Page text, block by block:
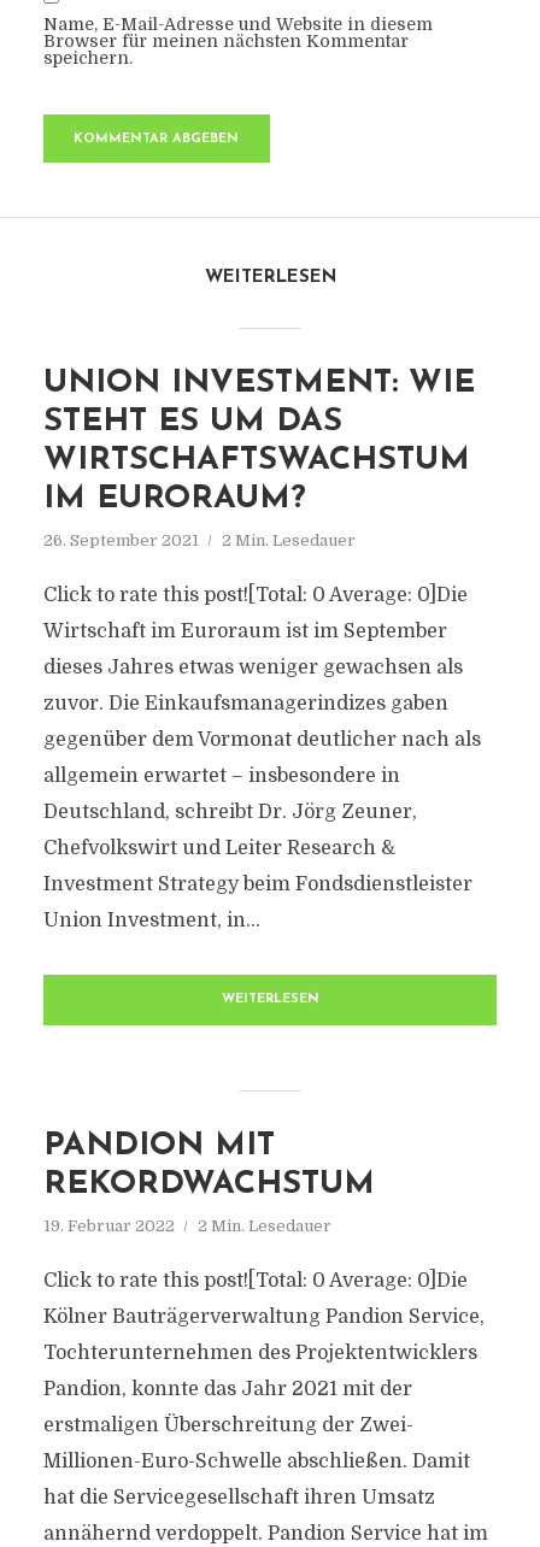
Name, E-Mail-Adresse und Website in diesem
Browser für meinen nächsten Kommentar
speichern.
WEITERLESEN
UNION INVESTMENT: WIE
STEHT ES UM DAS
WIRTSCHAFTSWACHSTUM
IM EURORAUM?
26. September 2021 2 Min. Lesedauer
Click to rate this post![Total: 0 Average: 0]Die
Wirtschaft im Euroraum ist im September
dieses Jahres etwas weniger gewachsen als
zuvor. Die Einkaufsmanagerindizes gaben
gegenüber dem Vormonat deutlicher nach als
allgemein erwartet – insbesondere in
Deutschland, schreibt Dr. Jörg Zeuner,
Chefvolkswirt und Leiter Research &
Investment Strategy beim Fondsdienstleister
Union Investment, in...
WEITERLESEN
PANDION MIT
REKORDWACHSTUM
19. Februar 2022 2 Min. Lesedauer
Click to rate this post![Total: 0 Average: 0]Die
Kölner Bauträgerverwaltung Pandion Service,
Tochterunternehmen des Projektentwicklers
Pandion, konnte das Jahr 2021 mit der
erstmaligen Überschreitung der Zwei-
Millionen-Euro-Schwelle abschließen. Damit
hat die Servicegesellschaft ihren Umsatz
annähernd verdoppelt. Pandion Service hat im